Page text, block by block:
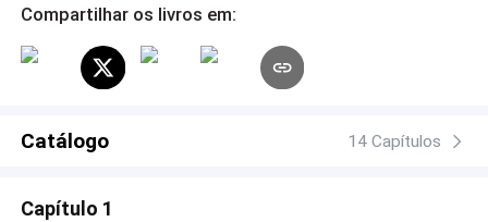
vive num apartamento ainda de classe média alta, mas a
da família, o que a faz ser muito responsável com o seu
dinheiro. Após se permitir a curtir a noite, num local onde
melhores serviços e boates, ela conhece Draco Testa e
e aí começa uma reviravolta na sua vida que pode deixar
Compartilhar os livros em:
Catálogo 14 Capítulos
Capítulo 1